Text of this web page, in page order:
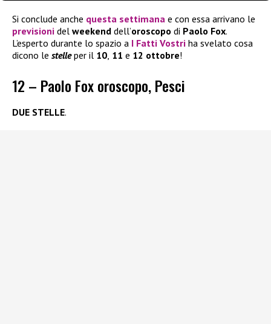
Si conclude anche questa settimana e con essa arrivano le
previsioni del weekend dell’oroscopo di Paolo Fox.
L’esperto durante lo spazio a I Fatti Vostri ha svelato cosa
dicono le stelleper il 10 11 e 12 ottobre!
12 – Paolo Fox oroscopo, Pesci
DUE STELLE.